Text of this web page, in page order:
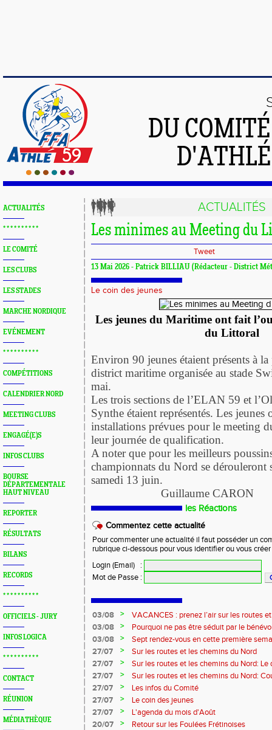
DU
ACTUALITÉS
* * * * * * * * * *
LE COMITÉ
LES CLUBS
LES STADES
MARCHE NORDIQUE
EVÉNEMENT
* * * * * * * * * *
COMPÉTITIONS
CALENDRIER NORD
MEETING CLUBS
ENGAGÉ(E)S
INFOS CLUBS
BOURSE
DÉPARTEMENTALE
HAUT NIVEAU
REPORTER
RÉSULTATS
BILANS
RECORDS
* * * * * * * * * *
OFFICIELS - JURY
INFOS LOGICA
* * * * * * * * * *
CONTACT
RÉUNION
MÉDIATHÈQUE
ACTUALITÉS
Les minimes au Meeting du
Tweet
13 Mai 2026 - Patrick BILLIAU (Rédacteur - District
Le coin des jeunes
Les jeunes du Maritime ont fait
du Littoral
Environ 90 jeunes étaient présents à
district maritime organisée au stade
mai.
Les trois sections de l’ELAN 59 et
Synthe étaient représentés. Les jeunes
installations prévues pour le meeting
leur journée de qualification.
A noter que pour les meilleurs
championnats du Nord se dérouleront
samedi 13 juin.
Guillaume CARON
les Réactions
Commentez cette actualité
Pour commenter une actualité il faut posséder un
rubrique ci-dessous pour vous identifier ou vous
Login (Email)
:
Mot de Passe :
03/08 >
VACANCES : prenez l’air sur les routes
03/08
>
Pourquoi ne pas être séduit par le
?...
03/08 >
Sept rendez-vous en cette première
27/07
>
Sur les routes et les chemins du Nord
27/07
>
Sur les routes et les chemins du Nord:
27/07
>
Sur les routes et les chemins du Nord:
Marque
27/07 >
Les infos du Comité
27/07
>
Le coin des jeunes
27/07
>
L'agenda du mois d'Août
20/07
>
Retour sur les Foulées Frétinoises